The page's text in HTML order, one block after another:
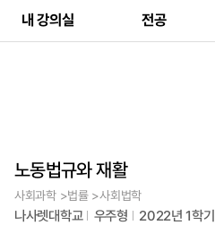
내 강의실 전공
노동법규와 재활
사회과학 >법률 >사회법학
나사렛대학교 우주형 2022년 1학기